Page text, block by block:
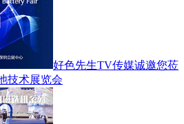
好色先生TV传媒诚邀您莅
技术展览会